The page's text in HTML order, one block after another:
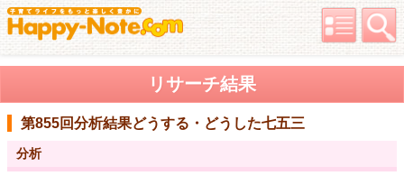
リサーチ結果
第855回分析結果どうする・どうした七五三
分析